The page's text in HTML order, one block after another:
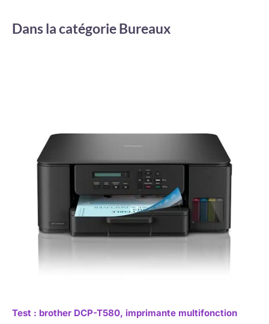
Dans la catégorie Bureaux
Test : brother DCP-T580, imprimante multifonction